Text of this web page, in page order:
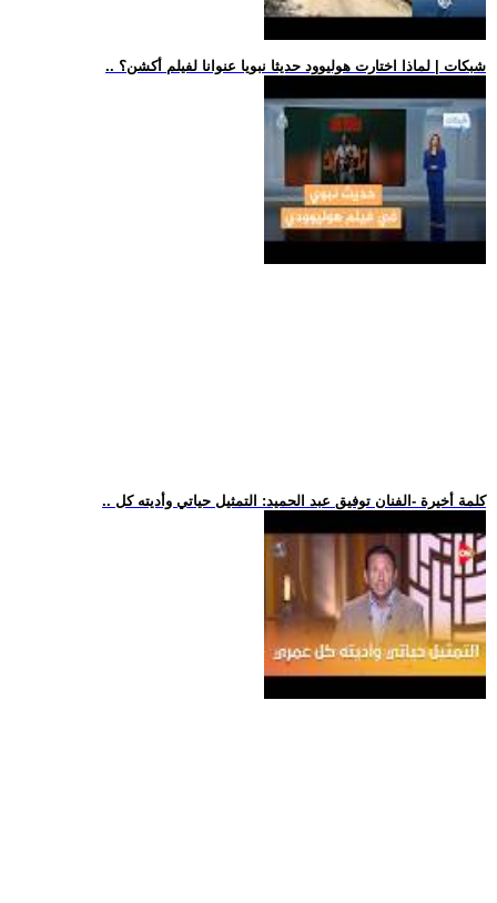
.. شبكات | لماذا اختارت هوليوود حديثا نبويا عنوانا لفيلم أكشن؟
.. كلمة أخيرة -الفنان توفيق عبد الحميد: التمثيل حياتي وأديته كل